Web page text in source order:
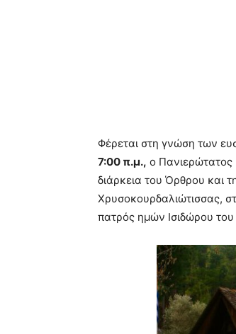
Φέρεται στη γνώση των
7:00 π.μ., ο
διάρκεια του Όρθρου και
Χρυσοκουρδαλιώτισσας,
πατρός ημών Ισιδώρου